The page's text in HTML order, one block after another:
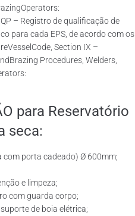
– Registro de qualificação de
para cada EPS, de acordo com os
Section IX –
Procedures, Welders,
para Reservatório
seca:
com porta cadeado) Ø 600mm;
e limpeza;
com guarda corpo;
de boia elétrica;